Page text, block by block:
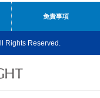
免責事項
Rights Reserved.